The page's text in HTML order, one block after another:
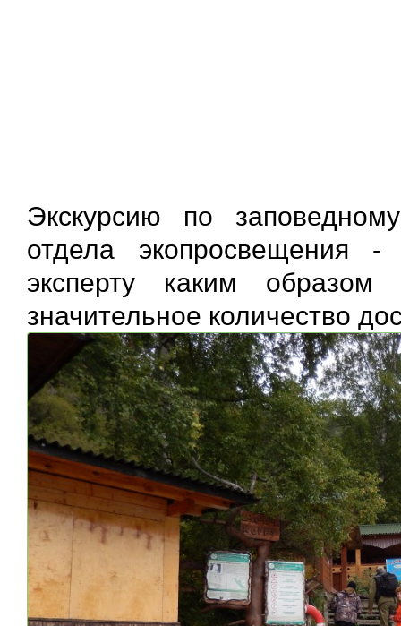
Экскурсию по
отдела экопросвещения
эксперту каким
значительное количество